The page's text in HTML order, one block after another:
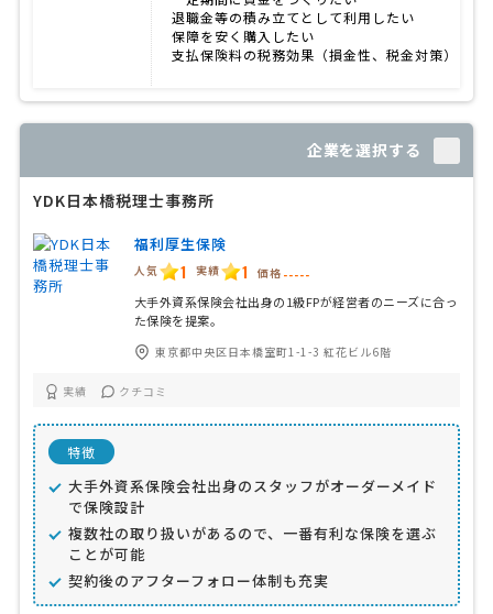
退職金等の積み立てとして利用したい
保障を安く購入したい
支払保険料の税務効果（損金性、税金対策）
企業を選択する
YDK日本橋税理士事務所
福利厚生保険
人気 1 実績 1 価格 -----
大手外資系保険会社出身の1級FPが経営者のニーズに合っ
た保険を提案。
東京都中央区日本橋室町1-1-3 紅花ビル6階
実績 クチコミ
特徴
大手外資系保険会社出身のスタッフがオーダーメイド
で保険設計
複数社の取り扱いがあるので、一番有利な保険を選ぶ
ことが可能
契約後のアフターフォロー体制も充実